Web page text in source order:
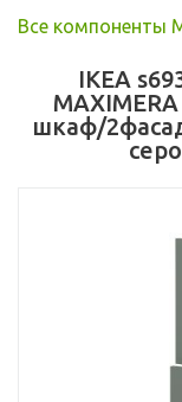
Все компоненты
IKEA
шкаф/